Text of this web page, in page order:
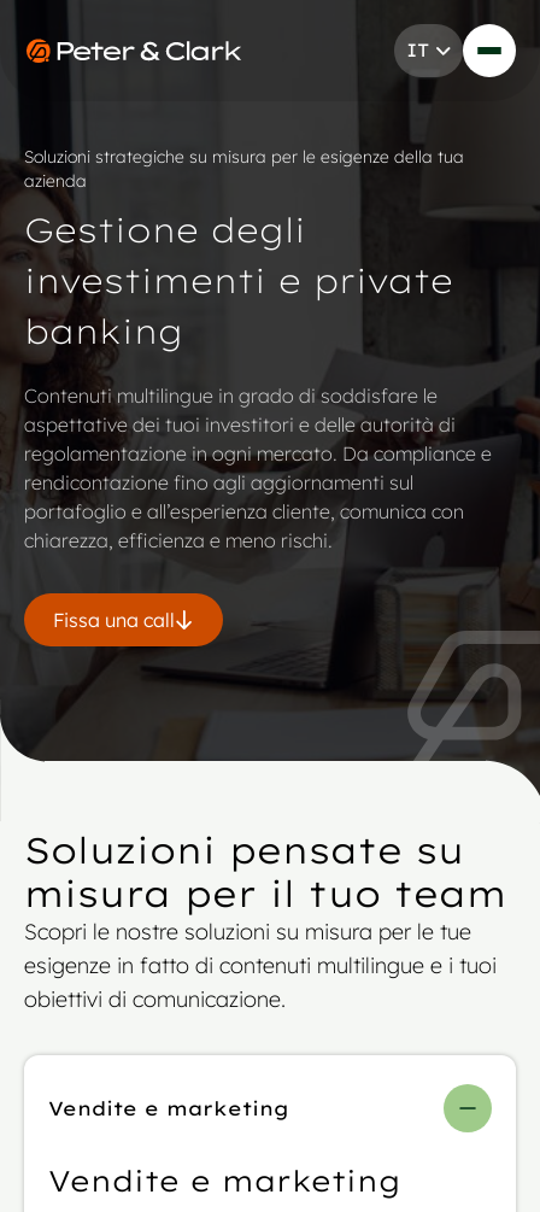
IT
Soluzioni strategiche su misura per le esigenze della tua
azienda
Gestione degli
investimenti e private
banking
Contenuti multilingue in grado di soddisfare le
aspettative dei tuoi investitori e delle autorità di
regolamentazione in ogni mercato. Da compliance e
rendicontazione fino agli aggiornamenti sul
portafoglio e all’esperienza cliente, comunica con
chiarezza, efficienza e meno rischi.
Fissa una call
Soluzioni pensate su
misura per il tuo team
Scopri le nostre soluzioni su misura per le tue
esigenze in fatto di contenuti multilingue e i tuoi
obiettivi di comunicazione.
Vendite e marketing
Vendite e marketing